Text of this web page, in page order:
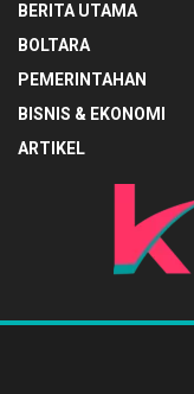
BERITA UTAMA
BOLTARA
PEMERINTAHAN
BISNIS & EKONOMI
ARTIKEL